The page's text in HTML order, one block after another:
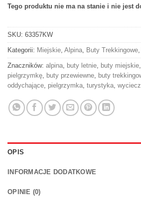
Tego produktu nie ma na stanie i nie jest
SKU: 63357KW
Kategorii: Miejskie, Alpina, Buty Trekkingowe,
Znaczników: alpina, buty letnie, buty miejskie,
pielgrzymkę, buty przewiewne, buty
oddychające, pielgrzymka, turystyka,
OPIS
INFORMACJE DODATKOWE
OPINIE (0)